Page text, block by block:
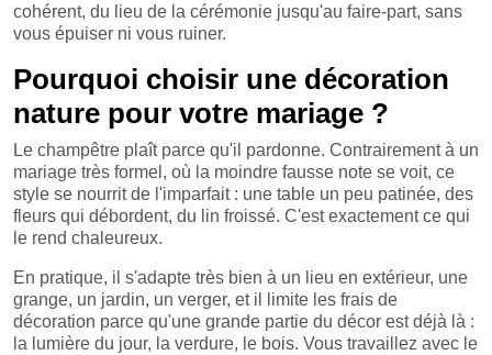
cohérent, du lieu de la cérémonie jusqu'au faire-part, sans
vous épuiser ni vous ruiner.
Pourquoi choisir une décoration
nature pour votre mariage ?
Le champêtre plaît parce qu'il pardonne. Contrairement à un
mariage très formel, où la moindre fausse note se voit, ce
style se nourrit de l'imparfait : une table un peu patinée, des
fleurs qui débordent, du lin froissé. C'est exactement ce qui
le rend chaleureux.
En pratique, il s'adapte très bien à un lieu en extérieur, une
grange, un jardin, un verger, et il limite les frais de
décoration parce qu'une grande partie du décor est déjà là :
la lumière du jour, la verdure, le bois. Vous travaillez avec le